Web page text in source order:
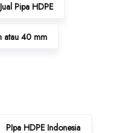
Jual Pipa HDPE
atau 40 mm
PIpa HDPE Indonesia